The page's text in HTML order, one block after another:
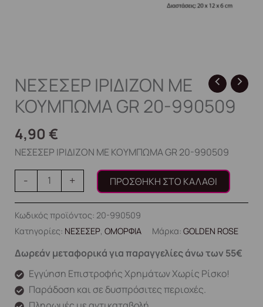
ΝΕΣΕΣΕΡ ΙΡΙΔΙΖΟΝ ME
KOYMΠΩMA GR 20-990509
4,90 €
ΝΕΣΕΣΕΡ ΙΡΙΔΙΖΟΝ ME KOYMΠΩMA GR 20-990509
- + ΠΡΟΣΘΉΚΗ ΣΤΟ ΚΑΛΆΘΙ
Κωδικός προϊόντος: 20-990509
Κατηγορίες: ΝΕΣΕΣΕΡ, ΟΜΟΡΦΙΑ Μάρκα: GOLDEN ROSE
Δωρεάν μεταφορικά για παραγγελίες άνω των 55€
Εγγύηση Επιστροφής Χρημάτων Χωρίς Ρίσκο!
Παράδοση και σε δυσπρόσιτες περιοχές.